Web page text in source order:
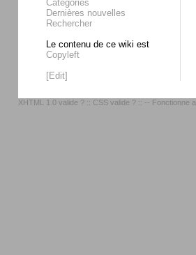
Catégories
Dernières nouvelles
Rechercher
Le contenu de ce wiki est
Copyleft
[Edit]
XHTML 1.0 valide ? :: CSS valide ? :: -- Fonctionne